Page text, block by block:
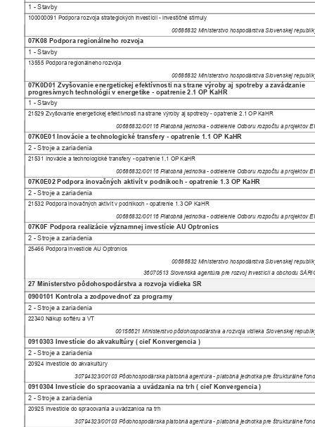
1 - Stavby
100000091 Podpora rozvoja strategických investícií - investičné stimuly
00686832 Ministerstvo hospodárstva Slovenskej
07K08 Podpora regionálneho rozvoja
1 - Stavby
13555 Podpora regionálneho rozvoja
00686832 Ministerstvo hospodárstva Slovenskej
07K0D01 Zvyšovanie energetickej efektívnosti na strane výroby aj spotreby a zavádzanie
progresívnych technológií v energetike - opatrenie 2.1 OP KaHR
1 - Stavby
21529 Zvyšovanie energetickej efektívnosti na strane výroby aj spotreby - opatrenie 2.1 OP KaHR
00686832/00116 Platobná jednotka - oddelenie Odboru rozpočtu a projektov
07K0E01 Inovácie a technologické transfery - opatrenie 1.1 OP KaHR
2 - Stroje a zariadenia
21531 Inovácie a technologické transfery - opatrenie 1.1 OP KaHR
00686832/00116 Platobná jednotka - oddelenie Odboru rozpočtu a projektov
07K0E02 Podpora inovačných aktivít v podnikoch - opatrenie 1.3 OP KaHR
2 - Stroje a zariadenia
21532 Podpora inovačných aktivít v podnikoch - opatrenie 1.3 OP KaHR
00686832/00116 Platobná jednotka - oddelenie Odboru rozpočtu a projektov
07K0F Podpora realizácie významnej investície AU Optronics
2 - Stroje a zariadenia
25466 Podpora investície AU Optronics
00686832 Ministerstvo hospodárstva Slovenskej
36070513 Slovenská agentúra pre rozvoj investícií a obchodu
27 Ministerstvo pôdohospodárstva a rozvoja vidieka SR
0900101 Kontrola a zodpovednoť za programy
2 - Stroje a zariadenia
22340 Nákup softéru a VT
00156621 Ministerstvo pôdohospodárstva a rozvoja vidieka Slovenskej
0910303 Investície do akvakultúry ( cieľ Konvergencia )
2 - Stroje a zariadenia
20924 Investície do akvakultúry
30794323/00103 Pôdohospodárska platobná agentúra - platobná jednotka pre štrukturálne
0910304 Investície do spracovania a uvádzania na trh ( cieľ Konvergencia )
2 - Stroje a zariadenia
20925 Investície do spracovania a uvádzanioa na trh
30794323/00103 Pôdohospodárska platobná agentúra - platobná jednotka pre štrukturálne